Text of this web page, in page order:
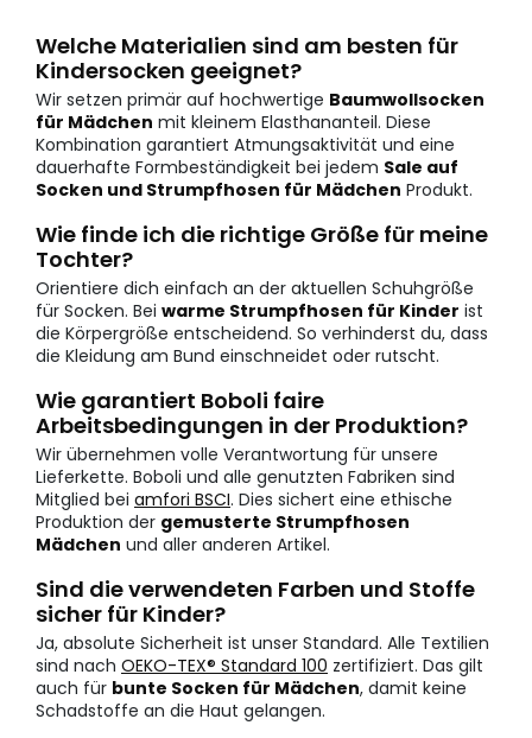
Welche Materialien sind am besten für
Kindersocken geeignet?
Wir setzen primär auf hochwertige Baumwollsocken
für Mädchen mit kleinem Elasthananteil. Diese
Kombination garantiert Atmungsaktivität und eine
dauerhafte Formbeständigkeit bei jedem Sale auf
Socken und Strumpfhosen für Mädchen Produkt.
Wie finde ich die richtige Größe für meine
Tochter?
Orientiere dich einfach an der aktuellen Schuhgröße
für Socken. Bei warme Strumpfhosen für Kinder ist
die Körpergröße entscheidend. So verhinderst du, dass
die Kleidung am Bund einschneidet oder rutscht.
Wie garantiert Boboli faire
Arbeitsbedingungen in der Produktion?
Wir übernehmen volle Verantwortung für unsere
Lieferkette. Boboli und alle genutzten Fabriken sind
Mitglied bei amfori BSCI. Dies sichert eine ethische
Produktion der gemusterte Strumpfhosen
Mädchen und aller anderen Artikel.
Sind die verwendeten Farben und Stoffe
sicher für Kinder?
Ja, absolute Sicherheit ist unser Standard. Alle Textilien
sind nach OEKO-TEX® Standard 100 zertifiziert. Das gilt
auch für bunte Socken für Mädchen, damit keine
Schadstoffe an die Haut gelangen.